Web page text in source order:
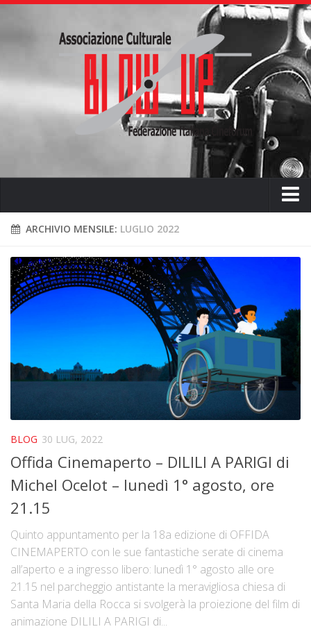
Home
L’ associazione
L’attività didattica
Eventi
In futuro …
Video
ARCHIVIO MENSILE: LUGLIO 2022
BLOG 30 LUG, 2022
Offida Cinemaperto – DILILI A PARIGI di
Michel Ocelot – lunedì 1° agosto, ore
21.15
Quinto appuntamento per la 18a edizione di OFFIDA
CINEMAPERTO con le sue fantastiche serate di cinema
all’aperto e a ingresso libero: lunedì 1° agosto alle ore
21.15 nel parcheggio antistante la meravigliosa chiesa di
Santa Maria della Rocca si svolgerà la proiezione del film di
animazione DILILI A PARIGI di...